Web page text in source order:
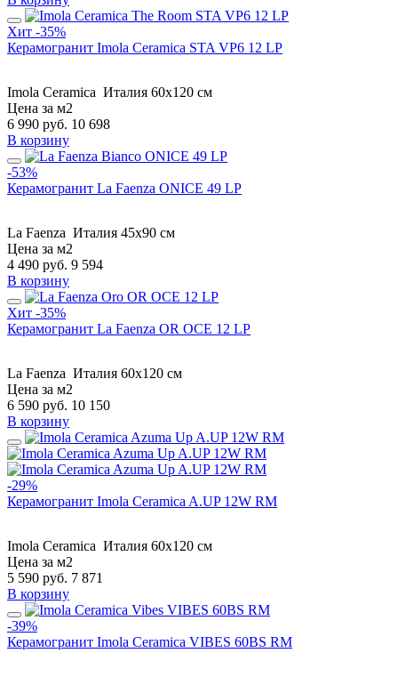
Хит -35%
Керамогранит Imola Ceramica STA VP6 12 LP
Imola Ceramica Италия 60x120 см
Цена за м2
6 990 руб. 10 698
В корзину
-53%
Керамогранит La Faenza ONICE 49 LP
La Faenza Италия 45x90 см
Цена за м2
4 490 руб. 9 594
В корзину
Хит -35%
Керамогранит La Faenza OR OCE 12 LP
La Faenza Италия 60x120 см
Цена за м2
6 590 руб. 10 150
В корзину
-29%
Керамогранит Imola Ceramica A.UP 12W RM
Imola Ceramica Италия 60x120 см
Цена за м2
5 590 руб. 7 871
В корзину
-39%
Керамогранит Imola Ceramica VIBES 60BS RM